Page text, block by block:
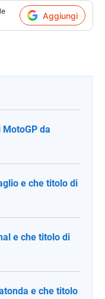
Aggiungi
da
e che titolo di
e che titolo di
e che titolo